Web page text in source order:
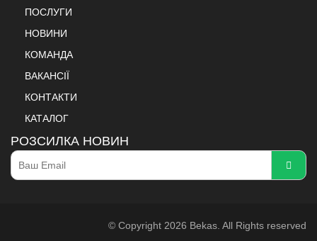
ПОСЛУГИ
НОВИНИ
КОМАНДА
ВАКАНСІЇ
КОНТАКТИ
КАТАЛОГ
РОЗСИЛКА НОВИН
© Copyright 2026 Bekas. All Rights reserved